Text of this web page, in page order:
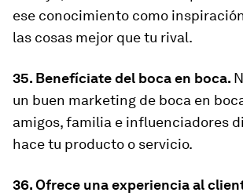
ese conocimiento como
las cosas mejor que tu rival.
35. Benefíciate del boca en boca.
un buen marketing de boca en
amigos, familia e influenciadores
hace tu producto o servicio.
36. Ofrece una experiencia al